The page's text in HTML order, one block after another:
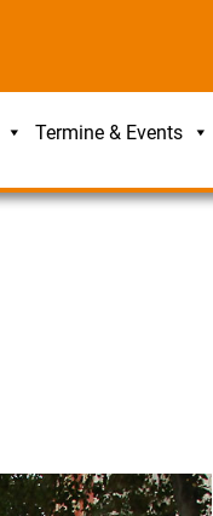
Termine & Events